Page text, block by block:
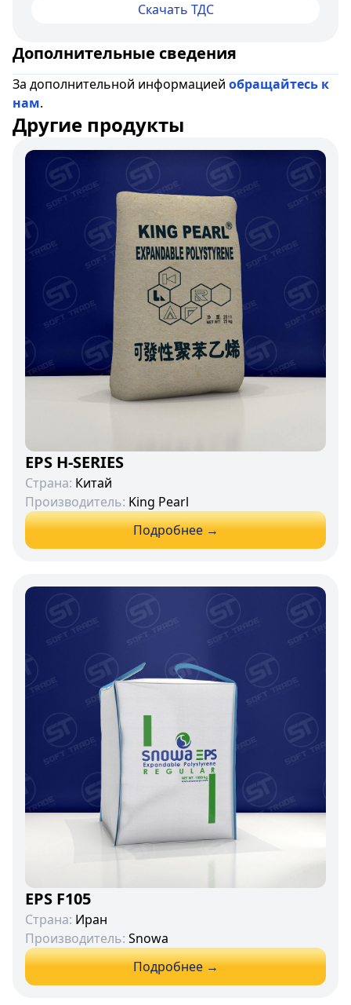
Скачать ТДС
Дополнительные сведения
За дополнительной информацией обращайтесь к
нам.
Другие продукты
EPS H-SERIES
Страна: Китай
Производитель: King Pearl
Подробнее →
EPS F105
Страна: Иран
Производитель: Snowa
Подробнее →